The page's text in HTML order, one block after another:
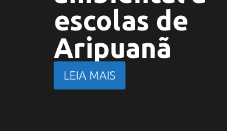
escolas de
Aripuanã
LEIA MAIS